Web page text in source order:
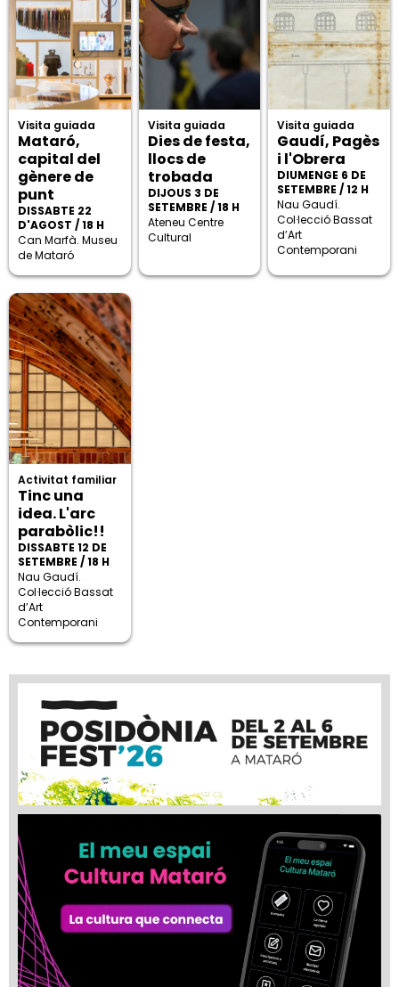
Visita guiada
Mataró,
capital del
gènere de
punt
DISSABTE 22
D'AGOST / 18 H
Can Marfà. Museu
de Mataró
Visita guiada
Dies de festa,
llocs de
trobada
DIJOUS 3 DE
SETEMBRE / 18 H
Ateneu Centre
Cultural
Visita guiada
Gaudí, Pagès
i l'Obrera
DIUMENGE 6 DE
SETEMBRE / 12 H
Nau Gaudí.
Col·lecció Bassat
d’Art
Contemporani
Activitat familiar
Tinc una
idea. L'arc
parabòlic!!
DISSABTE 12 DE
SETEMBRE / 18 H
Nau Gaudí.
Col·lecció Bassat
d’Art
Contemporani